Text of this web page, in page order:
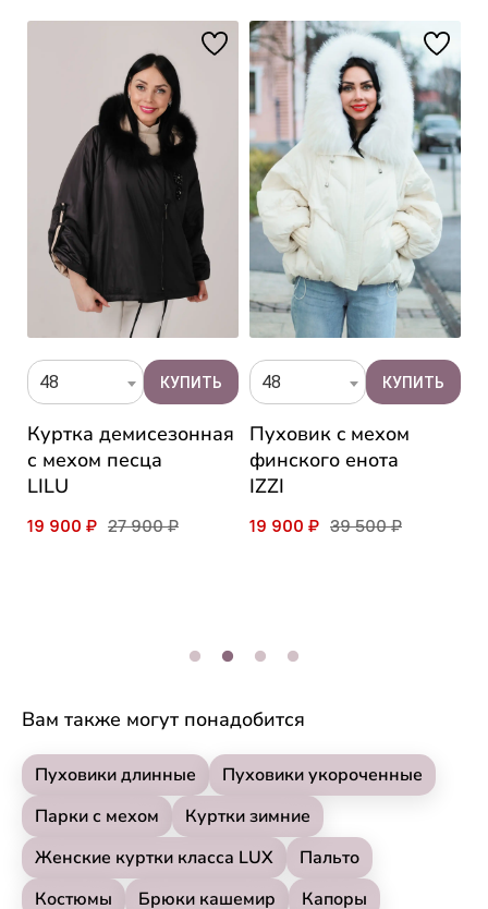
48
Куртка демисезонная
с мехом песца
LILU
19 900 ₽ 27 900 ₽
48
Пуховик c мехом
финского енота
IZZI
19 900 ₽ 39 500 ₽
Вам также могут понадобится
Пуховики длинные
Пуховики укороченные
Парки с мехом
Куртки зимние
Женские куртки класса LUX
Пальто
Костюмы
Брюки кашемир
Капоры